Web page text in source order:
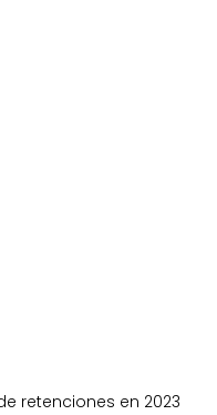
retenciones en 2023